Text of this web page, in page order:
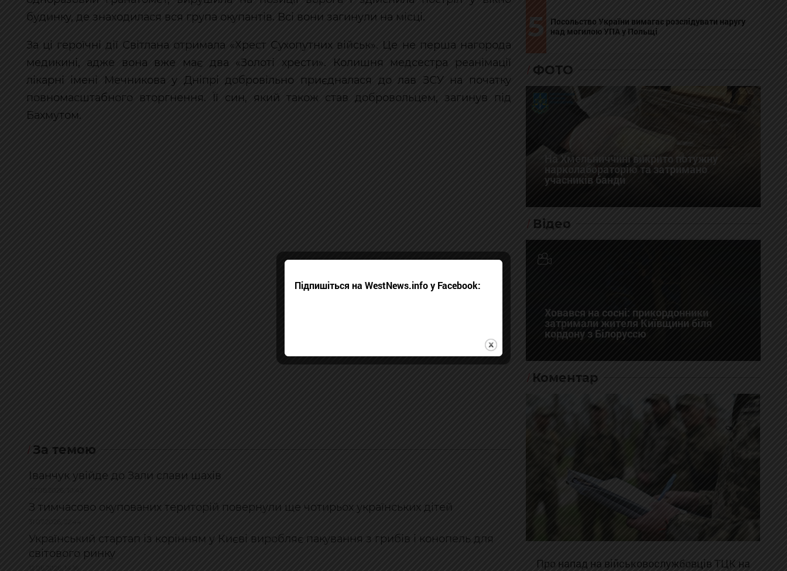
будинку, де знаходилася вся група окупантів. Всі вони загинули на місці.
За ці героїчні дії Світлана отримала «Хрест Сухопутних військ». Це не перша нагорода
медикині, адже вона вже має два «Золоті хрести». Колишня медсестра реанімації
лікарні імені Мечникова у Дніпрі добровільно приєдналася до лав ЗСУ на початку
повномасштабного вторгнення. Її син, який також став добровольцем, загинув під
Бахмутом.
За темою
Іванчук увійде до Зали слави шахів
З тимчасово окупованих територій повернули ще чотирьох українських дітей
Український стартап із корінням у Києві виробляє пакування з грибів і конопель для
світового ринку
5
Посольство України вимагає розслідувати наругу
над могилою УПА у Польщі
ФОТО
На Хмельниччині викрито потужну
нарколабораторію та затримано
учасників банди
Відео
Ховався на сосні: прикордонники
затримали жителя Київщини біля
кордону з Білоруссю
Коментар
Про напад на військовослужбовців ТЦК на
Підпишіться на WestNews.info у Facebook: